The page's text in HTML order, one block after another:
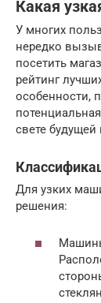
Какая
У многих
нередко
посетить
рейтинг
особенности,
свете будущей
Для узких
решения: